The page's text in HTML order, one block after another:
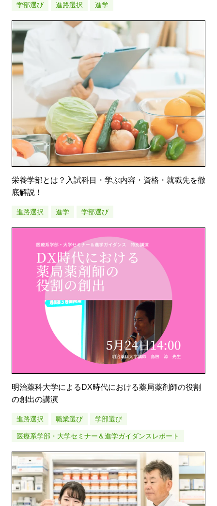
学部選び 進路選択 進学
栄養学部とは？入試科目・学ぶ内容・資格・就職先を徹
底解説！
進路選択 進学 学部選び
明治薬科大学によるDX時代における薬局薬剤師の役割
の創出の講演
進路選択 職業選び 学部選び
医療系学部・大学セミナー＆進学ガイダンスレポート